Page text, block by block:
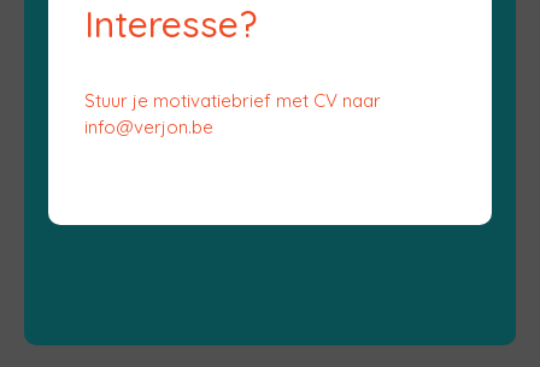
Interesse?
Stuur je motivatiebrief met CV naar
info@verjon.be